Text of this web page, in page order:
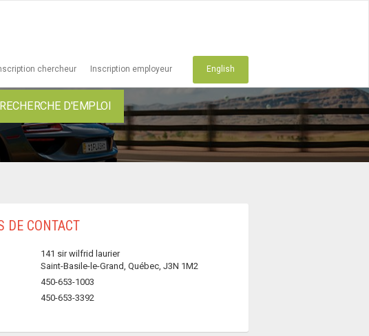
chercheur Inscription employeur English
D'EMPLOI
DE CONTACT
141 sir wilfrid laurier
Saint-Basile-le-Grand, Québec, J3N 1M2
450-653-1003
450-653-3392